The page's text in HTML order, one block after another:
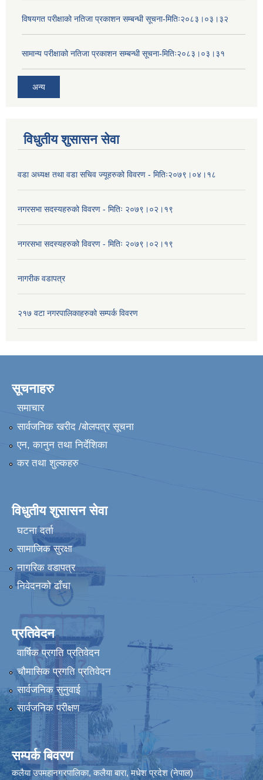
विषयगत परीक्षाको नतिजा प्रकाशन सम्बन्धी सूचना-मितिः२०८३।०३।३२
सामान्य परीक्षाको नतिजा प्रकाशन सम्बन्धी सूचना-मितिः२०८३।०३।३१
अन्य
विधुतीय शुसासन सेवा
वडा अध्यक्ष तथा वडा सचिव ज्यूहरुको विवरण - मितिः२०७९।०४।१८
नगरसभा सदस्यहरुको विवरण - मितिः २०७९।०२।१९
नगरसभा सदस्यहरुको विवरण - मितिः २०७९।०२।१९
नागरीक वडापत्र
२१७ वटा नगरपालिकाहरुको सम्पर्क विवरण
सूचनाहरु
समाचार
सार्वजनिक खरीद /बोलपत्र सूचना
एन, कानुन तथा निर्देशिका
कर तथा शुल्कहरु
विधुतीय शुसासन सेवा
घटना दर्ता
सामाजिक सुरक्षा
नागरिक वडापत्र
निवेदनको ढाँचा
प्रतिवेदन
वार्षिक प्रगति प्रतिवेदन
चौमासिक प्रगति प्रतिवेदन
सार्वजनिक सुनुवाई
सार्वजनिक परीक्षण
सम्पर्क बिवरण
कलैया उपमहानगरपालिका, कलैया बारा, मधेश प्रदेश (नेपाल)